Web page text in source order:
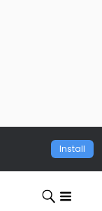
Install